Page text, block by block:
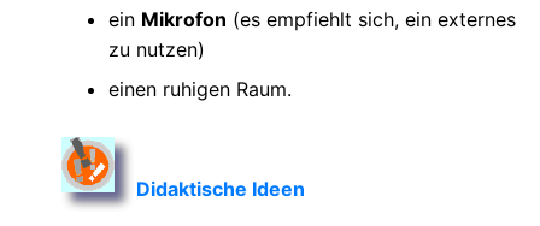
ein Mikrofon (es empfiehlt sich, ein externes
zu nutzen)
einen ruhigen Raum.
Didaktische Ideen